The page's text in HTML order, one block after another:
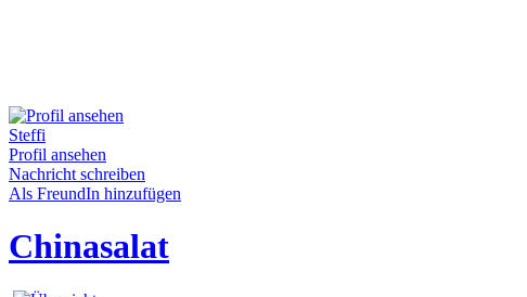
Steffi
Profil ansehen
Nachricht schreiben
Als FreundIn hinzufügen
Chinasalat